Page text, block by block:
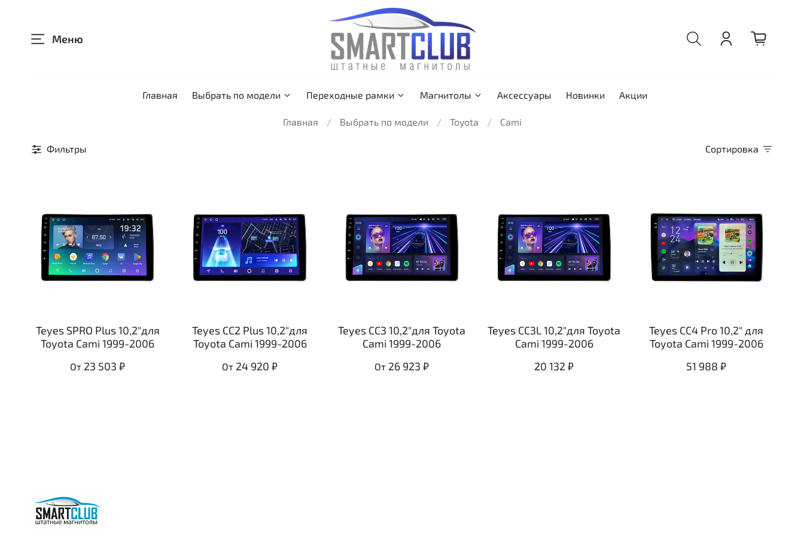
Меню
Главная Выбрать по модели Переходные рамки Магнитолы Аксессуары Новинки Акции
Главная Выбрать по модели Toyota Cami
Фильтры Сортировка
Teyes SPRO Plus 10,2"для
Toyota Cami 1999-2006
От 23 503 ₽
Teyes CC2 Plus 10,2"для
Toyota Cami 1999-2006
От 24 920 ₽
Teyes CC3 10,2"для Toyota
Cami 1999-2006
От 26 923 ₽
Teyes CC3L 10,2"для Toyota
Cami 1999-2006
20 132 ₽
Teyes CC4 Pro 10,2" для
Toyota Cami 1999-2006
51 988 ₽